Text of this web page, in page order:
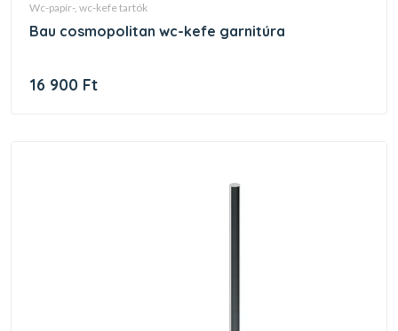
wc-papír-, wc-kefe tartók
bau cosmopolitan wc-kefe garnitúra
16 900 Ft